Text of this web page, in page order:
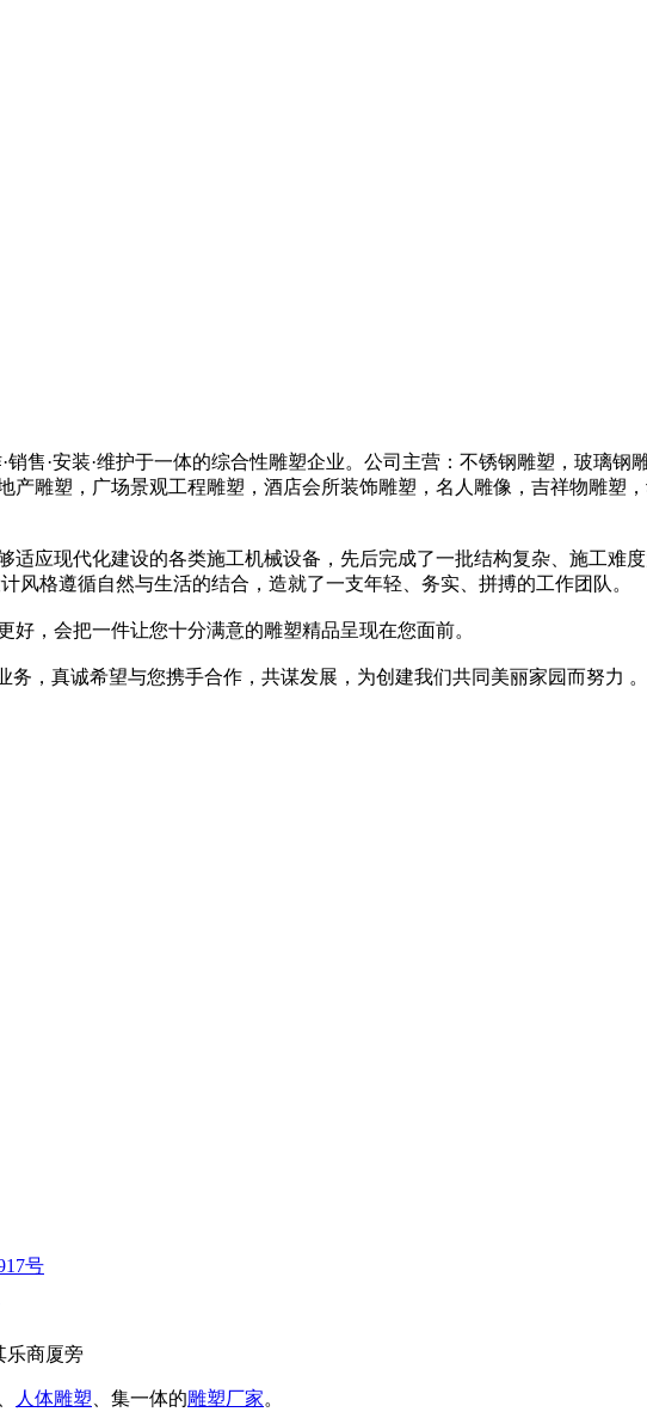
售·安装·维护于一体的综合性雕塑企业。公司主营：不锈钢雕塑，玻璃钢
雕塑，广场景观工程雕塑，酒店会所装饰雕塑，名人雕像，吉祥物雕塑
应现代化建设的各类施工机械设备，先后完成了一批结构复杂、施工难
格遵循自然与生活的结合，造就了一支年轻、务实、拼搏的工作团队。
，会把一件让您十分满意的雕塑精品呈现在您面前。
，真诚希望与您携手合作，共谋发展，为创建我们共同美丽家园而努力 。
号
乐商厦旁
人体雕塑 、集一体的雕塑厂家。